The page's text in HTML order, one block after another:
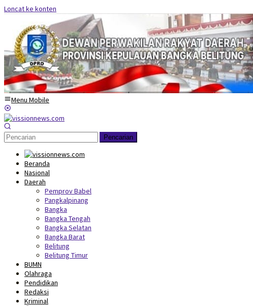
Loncat ke konten
Menu Mobile
Pencarian
Beranda
Nasional
Daerah
Pemprov Babel
Pangkalpinang
Bangka
Bangka Tengah
Bangka Selatan
Bangka Barat
Belitung
Belitung Timur
BUMN
Olahraga
Pendidikan
Redaksi
Kriminal